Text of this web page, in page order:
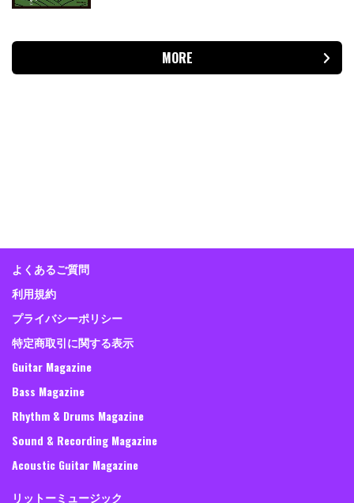
MORE
よくあるご質問
利用規約
プライバシーポリシー
特定商取引に関する表示
Guitar Magazine
Bass Magazine
Rhythm & Drums Magazine
Sound & Recording Magazine
Acoustic Guitar Magazine
リットーミュージック